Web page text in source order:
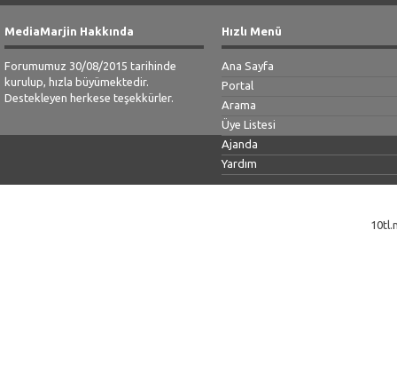
MediaMarjin Hakkında
Forumumuz 30/08/2015 tarihinde
kurulup, hızla büyümektedir.
Destekleyen herkese teşekkürler.
Hızlı Menü
Ana Sayfa
Portal
Arama
Üye Listesi
Ajanda
Yardım